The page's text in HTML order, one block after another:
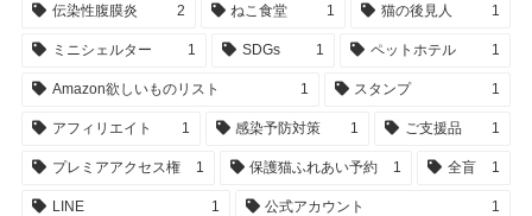
伝染性腹膜炎 2 ねこ食堂 1 猫の後見人 1
ミニシェルター 1 SDGs 1 ペットホテル 1
Amazon欲しいものリスト 1 スタンプ 1
アフィリエイト 1 感染予防対策 1 ご支援品 1
プレミアアクセス権 1 保護猫ふれあい予約 1 全盲 1
LINE 1 公式アカウント 1